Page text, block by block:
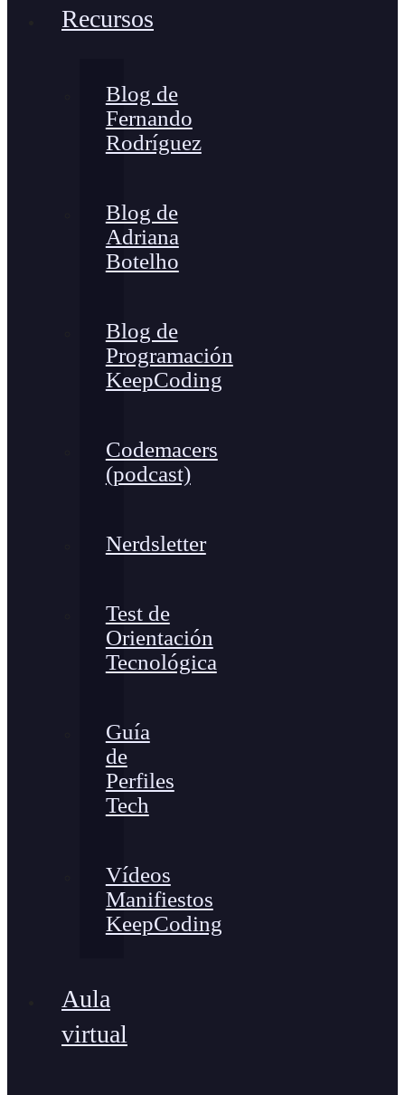
Recursos
Blog de
Fernando
Rodríguez
Blog de
Adriana
Botelho
Blog de
Programación
KeepCoding
Codemacers
(podcast)
Nerdsletter
Test de
Orientación
Tecnológica
Guía
de
Perfiles
Tech
Vídeos
Manifiestos
KeepCoding
Aula
virtual